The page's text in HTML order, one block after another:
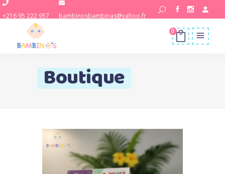
+216 95 222 957 bambinosbambinas@yahoo.fr
0
Boutique